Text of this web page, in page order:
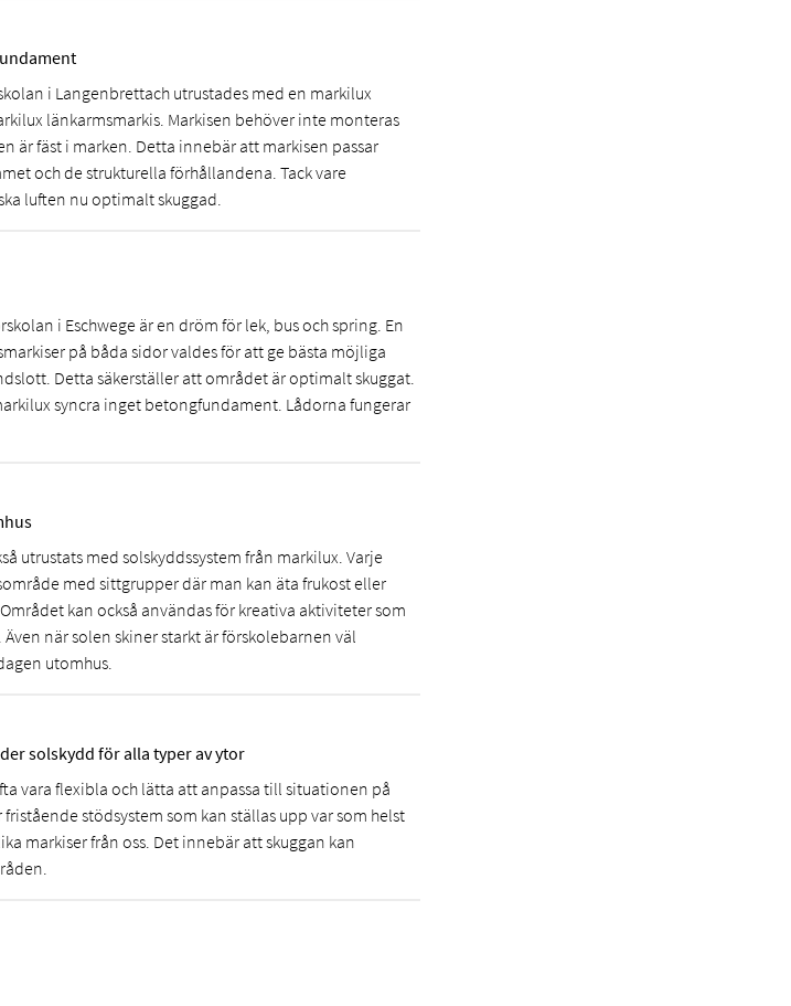
i Langenbrettach utrustades med en markilux
länkarmsmarkis. Markisen behöver inte monteras
är fäst i marken. Detta innebär att markisen passar
och de strukturella förhållandena. Tack vare
luften nu optimalt skuggad.
i Eschwege är en dröm för lek, bus och spring. En
på båda sidor valdes för att ge bästa möjliga
Detta säkerställer att området är optimalt skuggat.
syncra inget betongfundament. Lådorna fungerar
utrustats med solskyddssystem från markilux. Varje
med sittgrupper där man kan äta frukost eller
kan också användas för kreativa aktiviteter som
när solen skiner starkt är förskolebarnen väl
utomhus.
solskydd för alla typer av ytor
vara flexibla och lätta att anpassa till situationen på
stödsystem som kan ställas upp var som helst
markiser från oss. Det innebär att skuggan kan